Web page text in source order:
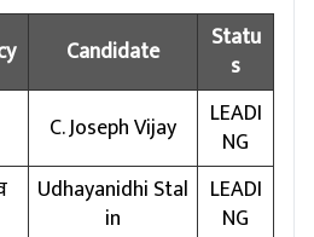
Candidate
Statu
s
C. Joseph Vijay
LEADI
NG
Udhayanidhi Stal
in
LEADI
NG